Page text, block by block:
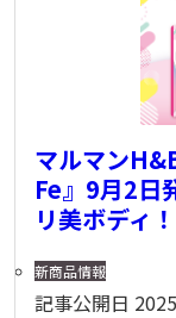
マルマン
Fe』9月2日
リ美ボディ
新商品情報
記事公開日